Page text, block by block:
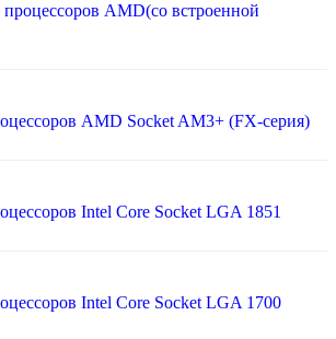
AMD(со встроенной
AMD Socket AM3+ (FX-серия)
Intel Core Socket LGA 1851
Intel Core Socket LGA 1700